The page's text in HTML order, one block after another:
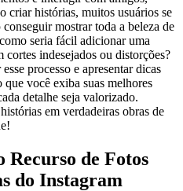
‌criar histórias, muitos usuários se
mostrar ​toda a beleza de
seria fácil adicionar ⁢uma
cortes indesejados ou distorções?
processo e apresentar⁤ dicas
você exiba suas melhores
detalhe seja valorizado.
em verdadeiras obras ​de
de Fotos
do Instagram